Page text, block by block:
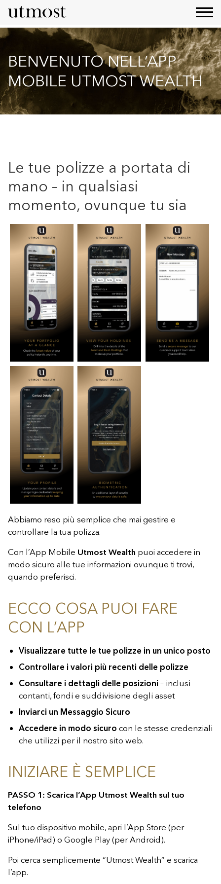
BENVENUTO NELL’APP
MOBILE UTMOST WEALTH
Le tue polizze a portata di
mano – in qualsiasi
momento, ovunque tu sia
Abbiamo reso più semplice che mai gestire e
controllare la tua polizza.
Con l’App Mobile Utmost Wealth puoi accedere in
modo sicuro alle tue informazioni ovunque ti trovi,
quando preferisci.
ECCO COSA PUOI FARE
CON L’APP
Visualizzare tutte le tue polizze in un unico posto
Controllare i valori più recenti delle polizze
Consultare i dettagli delle posizioni – inclusi
contanti, fondi e suddivisione degli asset
Inviarci un Messaggio Sicuro
Accedere in modo sicuro con le stesse credenziali
che utilizzi per il nostro sito web.
INIZIARE È SEMPLICE
PASSO 1: Scarica l’App Utmost Wealth sul tuo
telefono
Sul tuo dispositivo mobile, apri l’App Store (per
iPhone/iPad) o Google Play (per Android).
Poi cerca semplicemente “Utmost Wealth” e scarica
l’app.